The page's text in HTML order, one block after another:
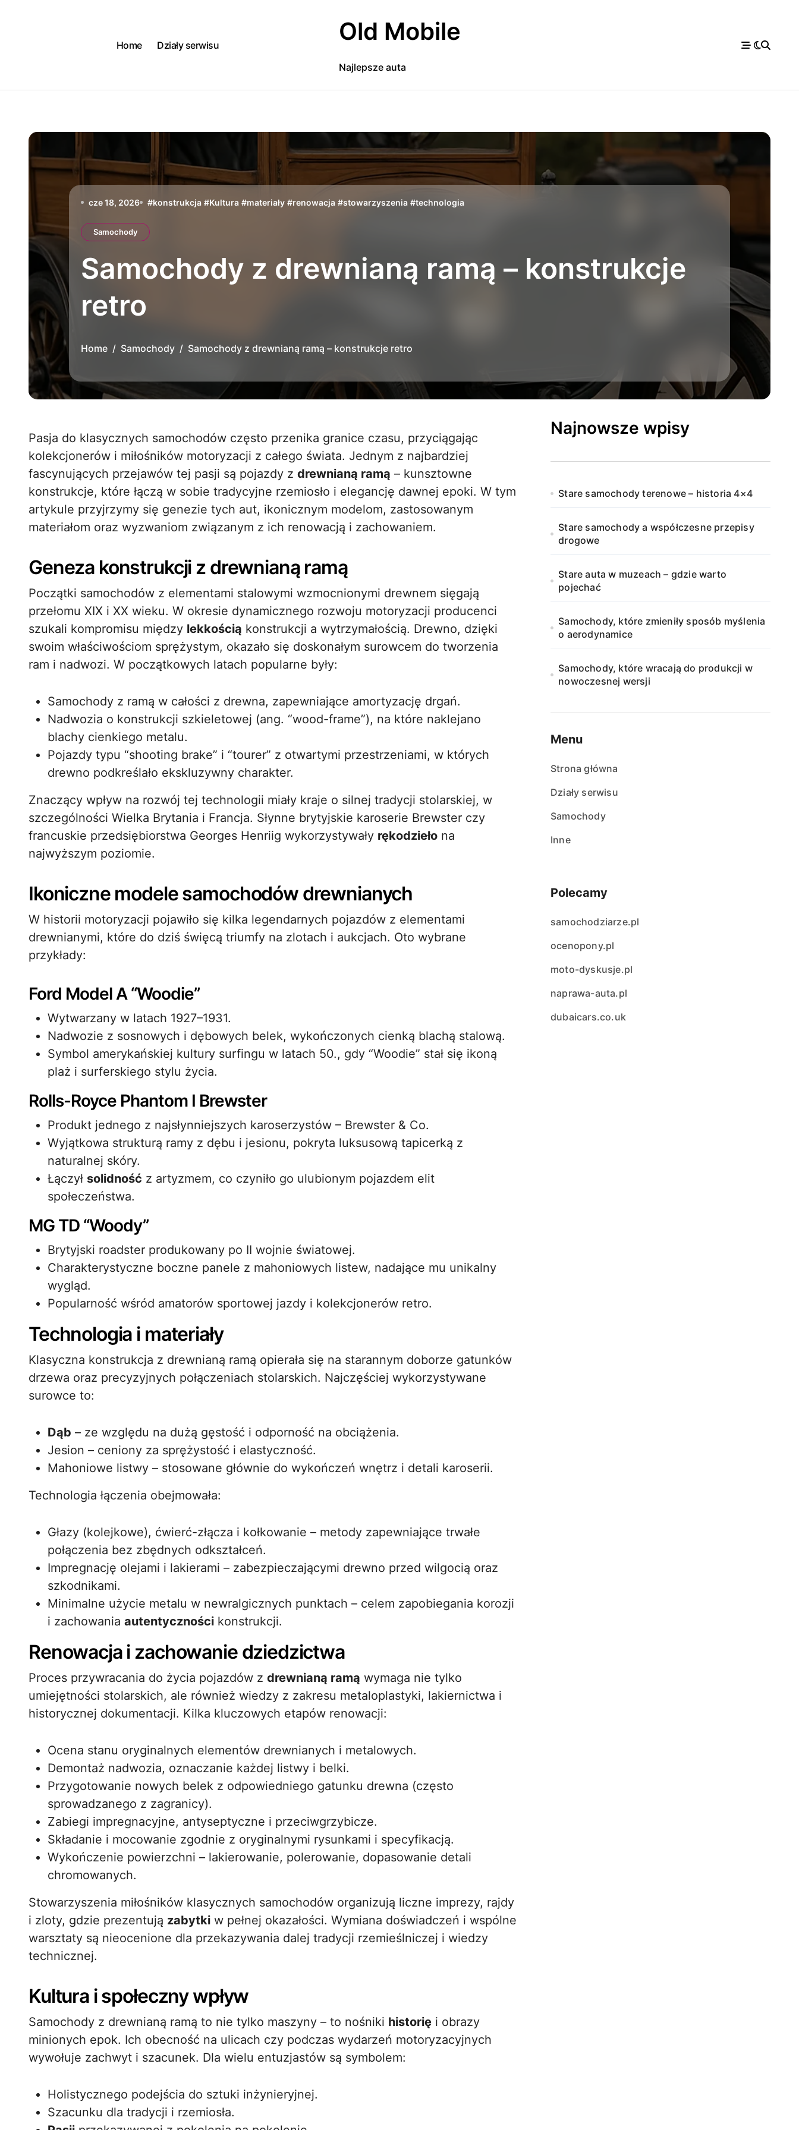
Home
Działy serwisu Old Mobile
Najlepsze auta
cze 18, 2026 #konstrukcja #Kultura #materiały #renowacja #stowarzyszenia #technologia
Samochody
Samochody z drewnianą ramą – konstrukcje
retro
Home Samochody Samochody z drewnianą ramą – konstrukcje retro
Pasja do klasycznych samochodów często przenika granice czasu, przyciągając
kolekcjonerów i miłośników motoryzacji z całego świata. Jednym z najbardziej
fascynujących przejawów tej pasji są pojazdy z drewnianą ramą – kunsztowne
konstrukcje, które łączą w sobie tradycyjne rzemiosło i elegancję dawnej epoki. W tym
artykule przyjrzymy się genezie tych aut, ikonicznym modelom, zastosowanym
materiałom oraz wyzwaniom związanym z ich renowacją i zachowaniem.
Geneza konstrukcji z drewnianą ramą
Początki samochodów z elementami stalowymi wzmocnionymi drewnem sięgają
przełomu XIX i XX wieku. W okresie dynamicznego rozwoju motoryzacji producenci
szukali kompromisu między lekkością konstrukcji a wytrzymałością. Drewno, dzięki
swoim właściwościom sprężystym, okazało się doskonałym surowcem do tworzenia
ram i nadwozi. W początkowych latach popularne były:
Samochody z ramą w całości z drewna, zapewniające amortyzację drgań.
Nadwozia o konstrukcji szkieletowej (ang. “wood-frame”), na które naklejano
blachy cienkiego metalu.
Pojazdy typu “shooting brake” i “tourer” z otwartymi przestrzeniami, w których
drewno podkreślało ekskluzywny charakter.
Znaczący wpływ na rozwój tej technologii miały kraje o silnej tradycji stolarskiej, w
szczególności Wielka Brytania i Francja. Słynne brytyjskie karoserie Brewster czy
francuskie przedsiębiorstwa Georges Henriig wykorzystywały rękodzieło na
najwyższym poziomie.
Ikoniczne modele samochodów drewnianych
W historii motoryzacji pojawiło się kilka legendarnych pojazdów z elementami
drewnianymi, które do dziś święcą triumfy na zlotach i aukcjach. Oto wybrane
przykłady:
Ford Model A “Woodie”
Wytwarzany w latach 1927–1931.
Nadwozie z sosnowych i dębowych belek, wykończonych cienką blachą stalową.
Symbol amerykańskiej kultury surfingu w latach 50., gdy “Woodie” stał się ikoną
plaż i surferskiego stylu życia.
Rolls-Royce Phantom I Brewster
Produkt jednego z najsłynniejszych karoserzystów – Brewster & Co.
Wyjątkowa strukturą ramy z dębu i jesionu, pokryta luksusową tapicerką z
naturalnej skóry.
Łączył solidność z artyzmem, co czyniło go ulubionym pojazdem elit
społeczeństwa.
MG TD “Woody”
Brytyjski roadster produkowany po II wojnie światowej.
Charakterystyczne boczne panele z mahoniowych listew, nadające mu unikalny
wygląd.
Popularność wśród amatorów sportowej jazdy i kolekcjonerów retro.
Technologia i materiały
Klasyczna konstrukcja z drewnianą ramą opierała się na starannym doborze gatunków
drzewa oraz precyzyjnych połączeniach stolarskich. Najczęściej wykorzystywane
surowce to:
Dąb – ze względu na dużą gęstość i odporność na obciążenia.
Jesion – ceniony za sprężystość i elastyczność.
Mahoniowe listwy – stosowane głównie do wykończeń wnętrz i detali karoserii.
Technologia łączenia obejmowała:
Głazy (kolejkowe), ćwierć-złącza i kołkowanie – metody zapewniające trwałe
połączenia bez zbędnych odkształceń.
Impregnację olejami i lakierami – zabezpieczającymi drewno przed wilgocią oraz
szkodnikami.
Minimalne użycie metalu w newralgicznych punktach – celem zapobiegania korozji
i zachowania autentyczności konstrukcji.
Renowacja i zachowanie dziedzictwa
Proces przywracania do życia pojazdów z drewnianą ramą wymaga nie tylko
umiejętności stolarskich, ale również wiedzy z zakresu metaloplastyki, lakiernictwa i
historycznej dokumentacji. Kilka kluczowych etapów renowacji:
Ocena stanu oryginalnych elementów drewnianych i metalowych.
Demontaż nadwozia, oznaczanie każdej listwy i belki.
Przygotowanie nowych belek z odpowiedniego gatunku drewna (często
sprowadzanego z zagranicy).
Zabiegi impregnacyjne, antyseptyczne i przeciwgrzybicze.
Składanie i mocowanie zgodnie z oryginalnymi rysunkami i specyfikacją.
Wykończenie powierzchni – lakierowanie, polerowanie, dopasowanie detali
chromowanych.
Stowarzyszenia miłośników klasycznych samochodów organizują liczne imprezy, rajdy
i zloty, gdzie prezentują zabytki w pełnej okazałości. Wymiana doświadczeń i wspólne
warsztaty są nieocenione dla przekazywania dalej tradycji rzemieślniczej i wiedzy
technicznej.
Kultura i społeczny wpływ
Samochody z drewnianą ramą to nie tylko maszyny – to nośniki historię i obrazy
minionych epok. Ich obecność na ulicach czy podczas wydarzeń motoryzacyjnych
wywołuje zachwyt i szacunek. Dla wielu entuzjastów są symbolem:
Holistycznego podejścia do sztuki inżynieryjnej.
Szacunku dla tradycji i rzemiosła.
Najnowsze wpisy
Stare samochody terenowe – historia 4×4
Stare samochody a współczesne przepisy
drogowe
Stare auta w muzeach – gdzie warto
pojechać
Samochody, które zmieniły sposób myślenia
o aerodynamice
Samochody, które wracają do produkcji w
nowoczesnej wersji
Menu
Strona główna
Działy serwisu
Samochody
Inne
Polecamy
samochodziarze.pl
ocenopony.pl
moto-dyskusje.pl
naprawa-auta.pl
dubaicars.co.uk